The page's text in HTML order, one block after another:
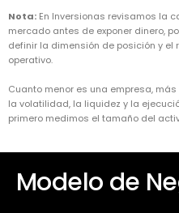
Nota: En Inversionas revisamos la
mercado antes de exponer dinero,
definir la dimensión de posición y el
operativo.
Cuanto menor es una empresa,
la volatilidad, la liquidez y la
primero medimos el tamaño del
Modelo de